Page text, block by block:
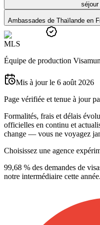
Ambassades de Thaïlande en
MLS
Équipe de production
Mis à jour le 6 août 2026
Page vérifiée et tenue à jour
Formalités, frais et délais
officielles en continu et
change — vous ne voyagez
Choisissez une agence
99,68 % des demandes de
notre intermédiaire cette année.